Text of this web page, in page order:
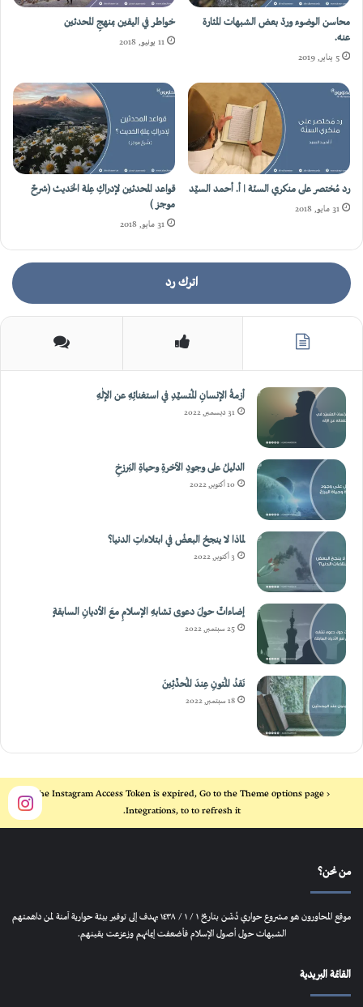
محاسن الوضوء وردّ بعض الشبهات المثارة
عنه.
5 يناير, 2019
خواطر في اليقين بمنهجِ المحدثين
11 يونيو, 2018
رد مُختصر على منكري السنّة | أ. أحمد السيِّد
31 مايو, 2018
قواعد المحدثين لإدراكِ عِلة الحَديث (شرحٌ
موجز )
31 مايو, 2018
اترك رد
أزمةُ الإنسانِ المُتسيِّدِ في استغنائِهِ عن الإلٰهِ
31 ديسمبر, 2022
الدليلُ على وجودِ الآخرةِ وحياةِ البَرزخِ
10 أكتوبر, 2022
لماذا لا ينجحُ البعضُ في ابتلاءاتِ الدنيا؟
3 أكتوبر, 2022
إضاءاتٌ حولَ دعوى تشابهِ الإسلامِ معَ الأديانِ السابقةٍ
25 سبتمبر, 2022
نَقدُ المُتونِ عِندَ المُحدِّثِينَ
18 سبتمبر, 2022
The Instagram Access Token is expired, Go to the Theme options page >
Integrations, to to refresh it.
من نحن؟
موقع المحاورون هو مشروع حواري دُشّن بتاريخ ١ / ١ / ١٤٣٨ يهدف إلى توفير بيئة حوارية آمنة لمن داهمتهم
الشبهات حول أصول الإسلام فأضعفت إيمانهم وزعزعت يقينهم.
القائمة البريدية